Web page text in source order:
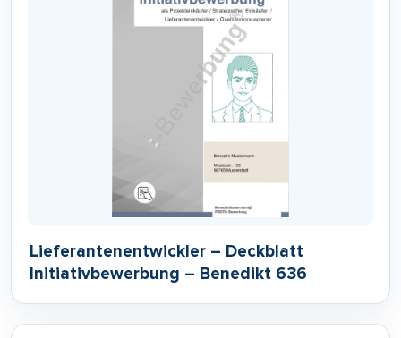
Lieferantenentwickler – Deckblatt
Initiativbewerbung – Benedikt 636